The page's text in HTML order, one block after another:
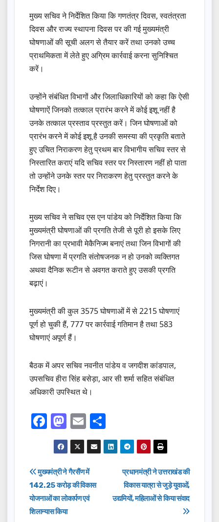
मुख्य सचिव ने निर्देशित किया कि गणतंत्र दिवस, स्वतंत्रता
दिवस और राज्य स्थापना दिवस पर की गई मुख्यमंत्री
घोषणाओं की सूची अलग से तैयार करें तथा उनको उच्च
प्राथमिकता में लेते हुए अग्रिम कार्रवाई करना सुनिश्चित
करें।
उन्होंने संबंधित विभागों और जिलाधिकारियों को कहा कि ऐसी
घोषणाऐं जिनको तत्काल प्रारंभ करने में कोई इशू नहीं है
उनके तत्काल प्रस्ताव प्रस्तुत करें। जिन घोषणाओं को
प्रारंभ करने में कोई इशू है उनकी समस्या की प्रकृति बताते
हुए उचित निराकरण हेतु प्रथम बार विभागीय सचिव स्तर से
निस्तारित कराएं यदि सचिव स्तर पर निस्तारण नहीं हो पाता
तो उन्होंने उनके स्तर पर निराकरण हेतु प्रस्तुत करने के
निर्देश दिए।
मुख्य सचिव ने सचिव एस एन पांडेय को निर्देशित किया कि
मुख्यमंत्री घोषणाओं की प्रगति तेजी से पूरी हो इसके लिए
निगरानी का प्रभावी मेकैनिज्म बनाएं तथा जिन विभागों की
जिस घोषणा में प्रगति संतोषजनक न हो उनको व्यक्तिगत
अथवा दैनिक रूटीन से अवगत कराते हुए उसकी प्रगति
बढ़ाएं।
मुख्यमंत्री की कुल 3575 घोषणाओं में से 2215 घोषणाएं
पूर्ण हो चुकी हैं, 777 पर कार्रवाई गतिमान है तथा 583
घोषणाएं अपूर्ण हैं।
बैठक में अपर सचिव नवनीत पांडेय व जगदीश कांडपाल,
उपसचिव हीरा सिंह बसेड़ा, आर सी शर्मा सहित संबंधित
अधिकारी उपस्थित थे।
F
a
c
e
b
o
o
M
a
st
o
d
o
n
E
m
ail
h
ar
Post
navigation
प्रधानमंत्री ने उत्तराखंड की
विकास यात्रा से जुड़े युवाओं,
उद्यमियों, महिलाओं से किया संवाद
मुख्यमंत्री ने गैरसैंण में
142.25 करोड़ की विकास
योजनाओं का लोकार्पण एवं
शिलान्यास किया